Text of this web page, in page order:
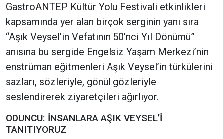
GastroANTEP Kültür Yolu Festivali etkinlikleri
kapsamında yer alan birçok serginin yanı sıra
“Aşık Veysel’in Vefatının 50’nci Yıl Dönümü”
anısına bu sergide Engelsiz Yaşam Merkezi’nin
enstrüman eğitmenleri Aşık Veysel’in türkülerini
sazları, sözleriyle, gönül gözleriyle
seslendirerek ziyaretçileri ağırlıyor.
ODUNCU: İNSANLARA AŞIK VEYSEL’İ
TANITIYORUZ